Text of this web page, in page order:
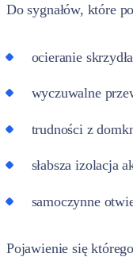
Do sygnałów, które
ocieranie
wyczuwalne
trudności z
słabsza izolacja
samoczynne
Pojawienie się